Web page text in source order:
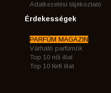
Adatkezelési tájékoztató
Érdekességek
PARFÜM MAGAZIN
Várható parfümök
Top 10 női illat
Top 10 férfi illat